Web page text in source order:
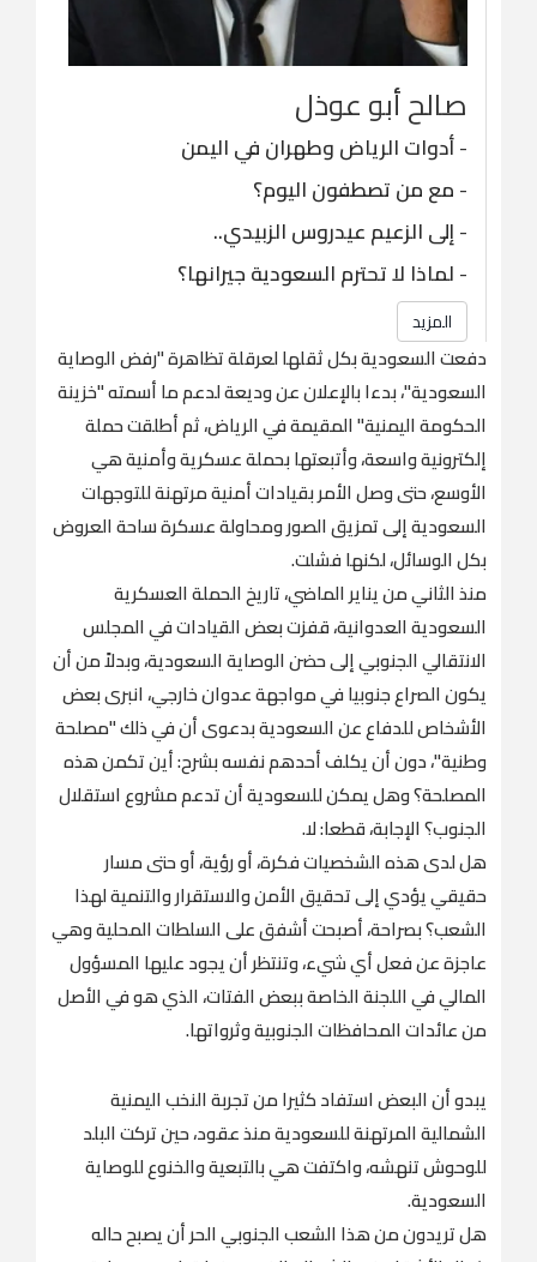
صالح أبو عوذل
-أدوات الرياض وطهران في اليمن
-مع من تصطفون اليوم؟
-إلى الزعيم عيدروس الزبيدي..
-‏لماذا لا تحترم السعودية جيرانها؟
المزيد
دفعت السعودية بكل ثقلها لعرقلة تظاهرة "رفض الوصاية
السعودية"، بدءا بالإعلان عن وديعة لدعم ما أسمته "خزينة
الحكومة اليمنية" المقيمة في الرياض، ثم أطلقت حملة
إلكترونية واسعة، وأتبعتها بحملة عسكرية وأمنية هي
الأوسع، حتى وصل الأمر بقيادات أمنية مرتهنة للتوجهات
السعودية إلى تمزيق الصور ومحاولة عسكرة ساحة العروض
بكل الوسائل، لكنها فشلت.
‏منذ الثاني من يناير الماضي، تاريخ الحملة العسكرية
السعودية العدوانية، قفزت بعض القيادات في المجلس
الانتقالي الجنوبي إلى حضن الوصاية السعودية، وبدلاً من أن
يكون الصراع جنوبيا في مواجهة عدوان خارجي، انبرى بعض
الأشخاص للدفاع عن السعودية بدعوى أن في ذلك "مصلحة
وطنية"، دون أن يكلف أحدهم نفسه بشرح: أين تكمن هذه
المصلحة؟ وهل يمكن للسعودية أن تدعم مشروع استقلال
الجنوب؟ الإجابة، قطعا: لا.
‏هل لدى هذه الشخصيات فكرة، أو رؤية، أو حتى مسار
حقيقي يؤدي إلى تحقيق الأمن والاستقرار والتنمية لهذا
الشعب؟ بصراحة، أصبحت أشفق على السلطات المحلية وهي
عاجزة عن فعل أي شيء، وتنتظر أن يجود عليها المسؤول
المالي في اللجنة الخاصة ببعض الفتات، الذي هو في الأصل
من عائدات المحافظات الجنوبية وثرواتها.
‏يبدو أن البعض استفاد كثيرا من تجربة النخب اليمنية
الشمالية المرتهنة للسعودية منذ عقود، حين تركت البلد
للوحوش تنهشه، واكتفت هي بالتبعية والخنوع للوصاية
السعودية.
‏هل تريدون من هذا الشعب الجنوبي الحر أن يصبح حاله